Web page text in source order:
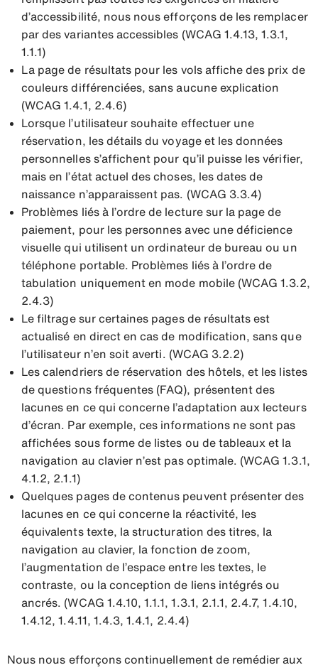
d’accessibilité, nous nous efforçons de les remplacer
par des variantes accessibles (WCAG 1.4.13, 1.3.1,
1.1.1)
La page de résultats pour les vols affiche des prix de
couleurs différenciées, sans aucune explication
(WCAG 1.4.1, 2.4.6)
Lorsque l’utilisateur souhaite effectuer une
réservation, les détails du voyage et les données
personnelles s’affichent pour qu’il puisse les vérifier,
mais en l’état actuel des choses, les dates de
naissance n’apparaissent pas. (WCAG 3.3.4)
Problèmes liés à l’ordre de lecture sur la page de
paiement, pour les personnes avec une déficience
visuelle qui utilisent un ordinateur de bureau ou un
téléphone portable. Problèmes liés à l’ordre de
tabulation uniquement en mode mobile (WCAG 1.3.2,
2.4.3)
Le filtrage sur certaines pages de résultats est
actualisé en direct en cas de modification, sans que
l’utilisateur n’en soit averti. (WCAG 3.2.2)
Les calendriers de réservation des hôtels, et les listes
de questions fréquentes (FAQ), présentent des
lacunes en ce qui concerne l’adaptation aux lecteurs
d’écran. Par exemple, ces informations ne sont pas
affichées sous forme de listes ou de tableaux et la
navigation au clavier n’est pas optimale. (WCAG 1.3.1,
4.1.2, 2.1.1)
Quelques pages de contenus peuvent présenter des
lacunes en ce qui concerne la réactivité, les
équivalents texte, la structuration des titres, la
navigation au clavier, la fonction de zoom,
l’augmentation de l’espace entre les textes, le
contraste, ou la conception de liens intégrés ou
ancrés. (WCAG 1.4.10, 1.1.1, 1.3.1, 2.1.1, 2.4.7, 1.4.10,
1.4.12, 1.4.11, 1.4.3, 1.4.1, 2.4.4)
Nous nous efforçons continuellement de remédier aux